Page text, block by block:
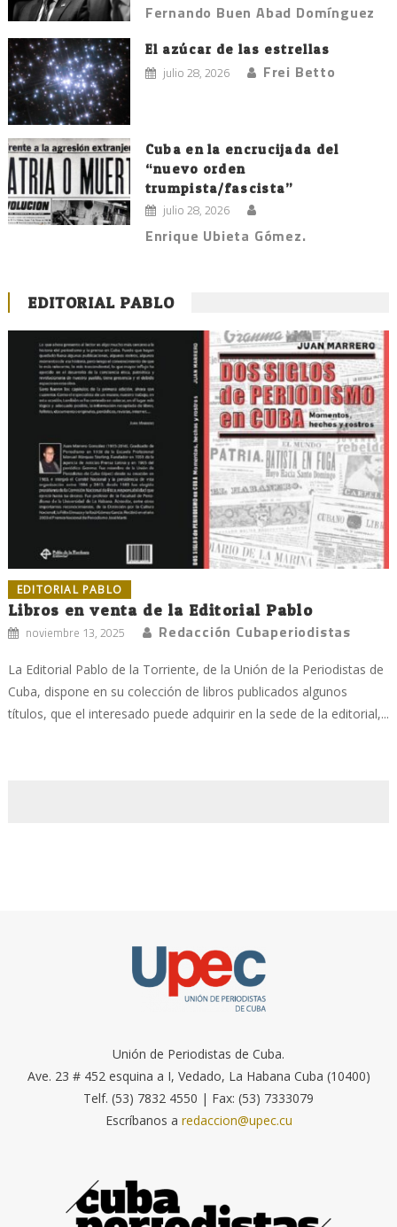
Fernando Buen Abad Domínguez
El azúcar de las estrellas
julio 28, 2026 Frei Betto
Cuba en la encrucijada del
“nuevo orden
trumpista/fascista”
julio 28, 2026
Enrique Ubieta Gómez.
EDITORIAL PABLO
EDITORIAL PABLO
Libros en venta de la Editorial Pablo
noviembre 13, 2025 Redacción Cubaperiodistas
La Editorial Pablo de la Torriente, de la Unión de la Periodistas de
Cuba, dispone en su colección de libros publicados algunos
títulos, que el interesado puede adquirir en la sede de la editorial,...
Unión de Periodistas de Cuba.
Ave. 23 # 452 esquina a I, Vedado, La Habana Cuba (10400)
Telf. (53) 7832 4550 | Fax: (53) 7333079
Escríbanos a redaccion@upec.cu